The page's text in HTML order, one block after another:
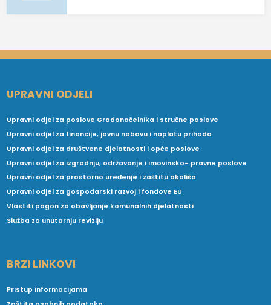
UPRAVNI ODJELI
Upravni odjel za poslove Gradonačelnika i stručne poslove
Upravni odjel za financije, javnu nabavu i naplatu prihoda
Upravni odjel za društvene djelatnosti i opće poslove
Upravni odjel za izgradnju, održavanje i imovinsko- pravne poslove
Upravni odjel za prostorno uređenje i zaštitu okoliša
Upravni odjel za gospodarski razvoj i fondove EU
Vlastiti pogon za obavljanje komunalnih djelatnosti
Služba za unutarnju reviziju
BRZI LINKOVI
Pristup informacijama